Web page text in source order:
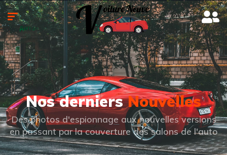
Nos derniersNouvelles
Des photos d'espionnage aux nouvelles versions
en passant par la couverture des salons de l'auto